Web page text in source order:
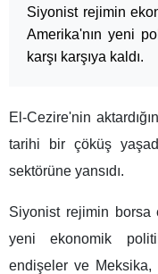
Siyonist rejimin
Amerika'nın yeni
karşı karşıya kaldı.
El-Cezire'nin
tarihi bir çöküş
sektörüne yansıdı.
Siyonist rejimin borsa
yeni ekonomik
endişeler ve Meksika,